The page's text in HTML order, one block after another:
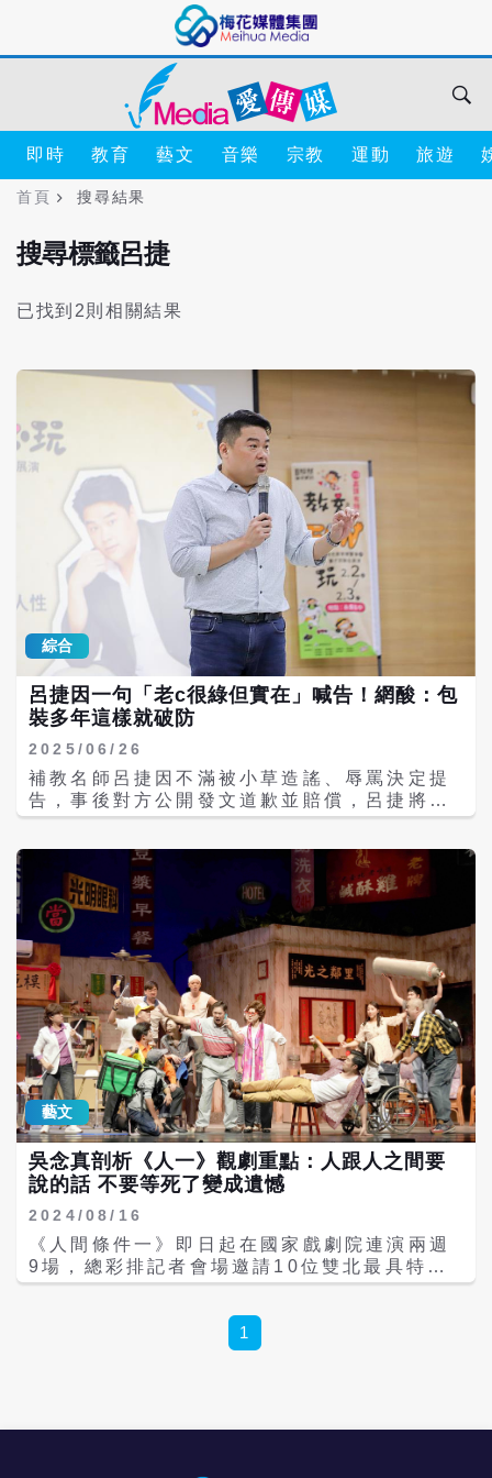
即時 教育 藝文 音樂 宗教 運動 旅遊
首頁 搜尋結果
搜尋標籤呂捷
已找到2則相關結果
綜合
呂捷因一句「老c很綠但實在」喊告！網酸：包
裝多年這樣就破防
2025/06/26
補教名師呂捷因不滿被小草造謠、辱罵決定提
告，事後對方公開發文道歉並賠償，呂捷將過
程分享到臉書後，引來另一名網友留言稱「雖
律師，這句「很綠」是可以提告，引發網友熱
議，留言稱「無聊，所以現在很綠是貶義
嗎」、「無罪表示法院認證你真的很綠，有罪
表示法院認證很綠是一件污辱人的事」。 呂捷
本月19日在臉書發文，表示將曾在網路上造
謠、罵他的網友告上法院，並要求「一個你能
承受的賠償、一篇臉書公開道歉」，希望對方
知道，言論自由不是免死金牌，每個人都要為
自己的行為買單。沒想到文章公開後，有另一
名網友留言稱「雖然老c很綠，但實在」，呂捷
也回覆道，「我問過律師，這句『很綠』能不
能提告，他說『可以』，恭喜，您是下一
位。」 遭呂捷提告的網友則表示，「老c很
綠」有很多種語意，老c可能是朋友的暱稱，綠
則可以指樹木、鞋子等的顏色，即便是解讀為
政治傾向很綠，「現在很多人認為綠非常棒，
那綠怎麼又會是貶義詞呢？」他認為自己只是
表達中性觀點，並未口出惡言與指名道姓，
「也希望老師不要聽到關鍵字時或持不太相同
意見時就發怒。」卻被力挺呂捷的網友酸「急
何，「坐等法律認證綠是侮辱」、「可以告又
沒有說你會贏」、「包裝這麼多年因為一句很
藝文
吳念真剖析《人一》觀劇重點：人跟人之間要
說的話 不要等死了變成遺憾
2024/08/16
《人間條件一》即日起在國家戲劇院連演兩週
9場，總彩排記者會場邀請10位雙北最具特色
的里長到場站台，其中包括全台最年輕里長、
中飾演里長的洪都拉斯事前有到新北市百福
里、國豐里以及下城里見習，見識到里長的十
1